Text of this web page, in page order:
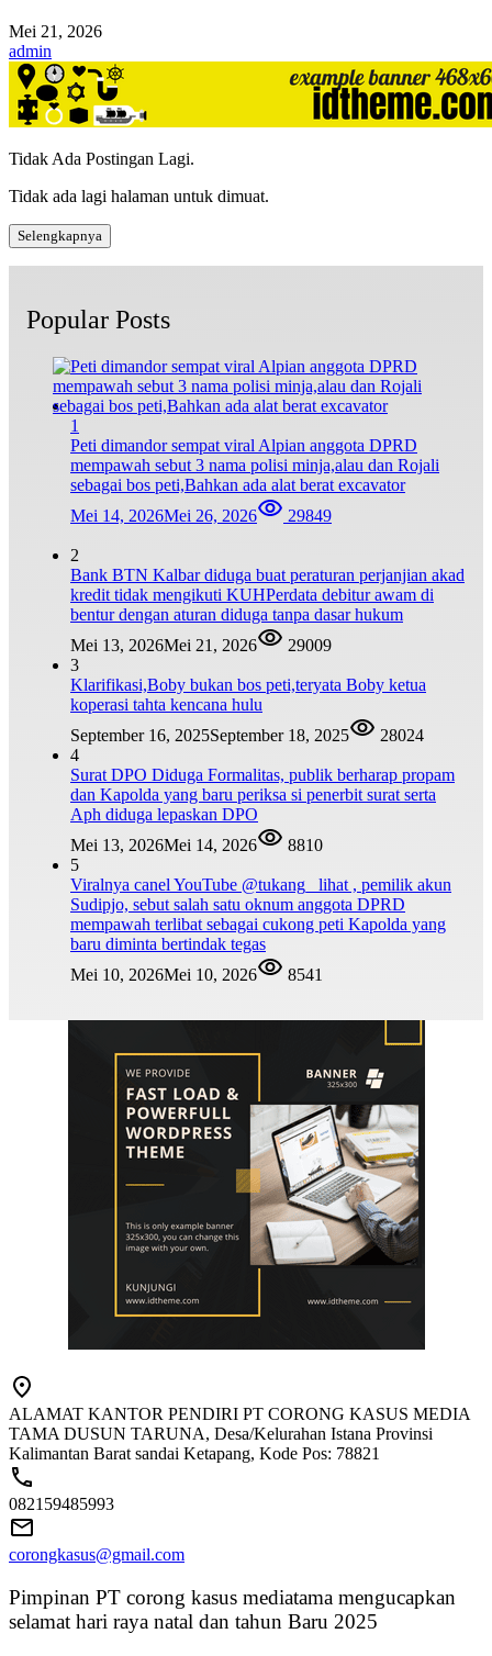
Mei 21, 2026
admin
Tidak Ada Postingan Lagi.
Tidak ada lagi halaman untuk dimuat.
Selengkapnya
Popular Posts
1
Peti dimandor sempat viral Alpian anggota DPRD
mempawah sebut 3 nama polisi minja,alau dan Rojali
sebagai bos peti,Bahkan ada alat berat excavator
Mei 14, 2026Mei 26, 2026 29849
2
Bank BTN Kalbar diduga buat peraturan perjanjian akad
kredit tidak mengikuti KUHPerdata debitur awam di
bentur dengan aturan diduga tanpa dasar hukum
Mei 13, 2026Mei 21, 2026
29009
3
Klarifikasi,Boby bukan bos peti,teryata Boby ketua
koperasi tahta kencana hulu
September 16, 2025September 18, 2025
28024
4
Surat DPO Diduga Formalitas, publik berharap propam
dan Kapolda yang baru periksa si penerbit surat serta
Aph diduga lepaskan DPO
Mei 13, 2026Mei 14, 2026
8810
5
Viralnya canel YouTube @tukang_ lihat , pemilik akun
Sudipjo, sebut salah satu oknum anggota DPRD
mempawah terlibat sebagai cukong peti Kapolda yang
baru diminta bertindak tegas
Mei 10, 2026Mei 10, 2026 8541
ALAMAT KANTOR PENDIRI PT CORONG KASUS MEDIA
TAMA DUSUN TARUNA, Desa/Kelurahan Istana Provinsi
Kalimantan Barat sandai Ketapang, Kode Pos: 78821
082159485993
corongkasus@gmail.com
Pimpinan PT corong kasus mediatama mengucapkan
selamat hari raya natal dan tahun Baru 2025